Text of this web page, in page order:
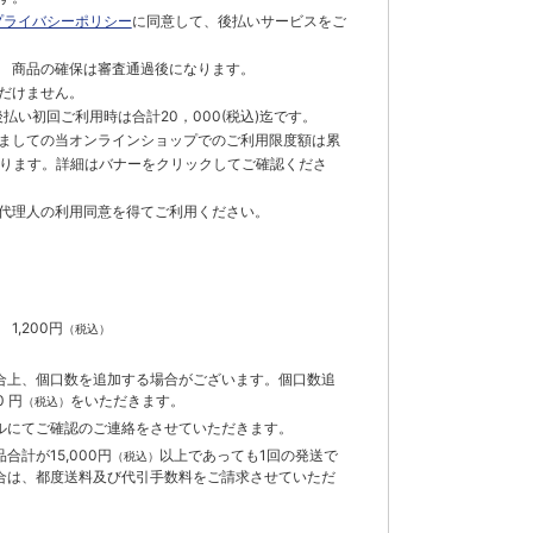
イバシーポリシーに同意して、後払いサービスをご
品の確保は審査通過後になります。
けません。
い初回ご利用時は合計20，000(税込)迄です。
しての当オンラインショップでのご利用限度額は累
ます。詳細はバナーをクリックしてご確認くださ
人の利用同意を得てご利用ください。
1,200円 （税込）
、個口数を追加する場合がございます。個口数追
円 （税込） をいただきます。
てご確認のご連絡をさせていただきます。
合計が15,000円 （税込） 以上であっても1回の発送で
は、都度送料及び代引手数料をご請求させていただ